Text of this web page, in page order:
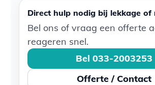
Direct hulp nodig bij lekkage of
Bel ons of vraag een offerte
reageren snel.
Bel 033-2003253
Offerte / Contact